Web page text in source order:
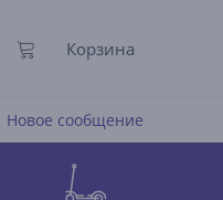
Корзина
Новое сообщение